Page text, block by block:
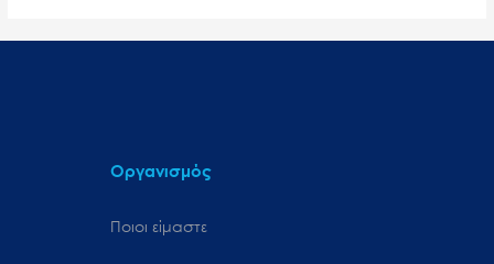
Οργανισμός
Ποιοι είμαστε